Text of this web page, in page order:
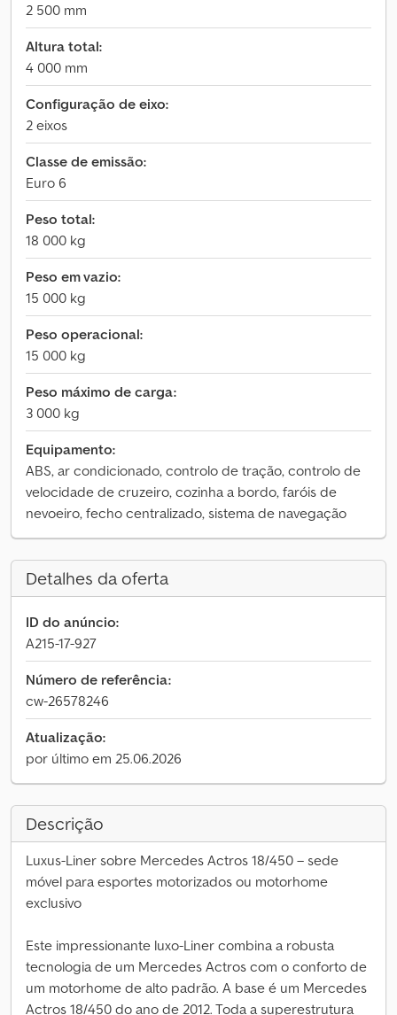
2 500 mm
Altura total:
4 000 mm
Configuração de eixo:
2 eixos
Classe de emissão:
Euro 6
Peso total:
18 000 kg
Peso em vazio:
15 000 kg
Peso operacional:
15 000 kg
Peso máximo de carga:
3 000 kg
Equipamento:
ABS, ar condicionado, controlo de tração, controlo de
velocidade de cruzeiro, cozinha a bordo, faróis de
nevoeiro, fecho centralizado, sistema de navegação
Detalhes da oferta
ID do anúncio:
A215-17-927
Número de referência:
cw-26578246
Atualização:
por último em 25.06.2026
Descrição
Luxus-Liner sobre Mercedes Actros 18/450 – sede
móvel para esportes motorizados ou motorhome
exclusivo
Este impressionante luxo-Liner combina a robusta
tecnologia de um Mercedes Actros com o conforto de
um motorhome de alto padrão. A base é um Mercedes
Actros 18/450 do ano de 2012. Toda a superestrutura